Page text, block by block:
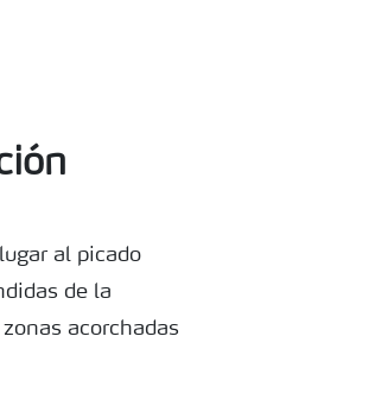
al picado
de la
acorchadas